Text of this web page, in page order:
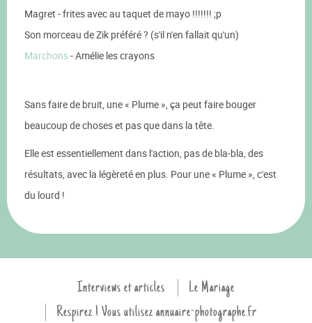
Magret - frites avec au taquet de mayo !!!!!!! ;p
Son morceau de Zik préféré ? (s'il n'en fallait qu'un)
Marchons- Amélie les crayons
Sans faire de bruit, une « Plume », ça peut faire bouger
beaucoup de choses et pas que dans la tête.
Elle est essentiellement dans l'action, pas de bla-bla, des
résultats, avec la légèreté en plus. Pour une « Plume », c'est
du lourd !
Interviews et articles
Le Mariage
Respirez ! Vous utilisez annuaire-photographe.fr